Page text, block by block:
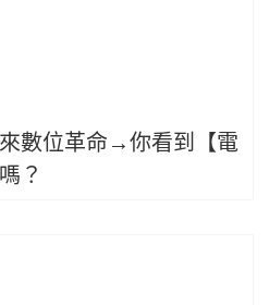
數位革命→你看到【電
？